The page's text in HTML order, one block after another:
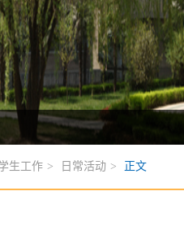
生工作 > 日常活动 > 正文